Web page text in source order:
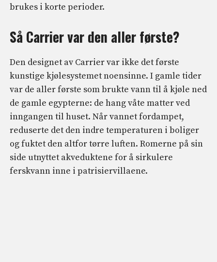
brukes i korte perioder.
Så Carrier var den aller første?
Den designet av Carrier var ikke det første
kunstige kjølesystemet noensinne. I gamle tider
var de aller første som brukte vann til å kjøle ned
de gamle egypterne: de hang våte matter ved
inngangen til huset. Når vannet fordampet,
reduserte det den indre temperaturen i boliger
og fuktet den altfor tørre luften. Romerne på sin
side utnyttet akveduktene for å sirkulere
ferskvann inne i patrisiervillaene.